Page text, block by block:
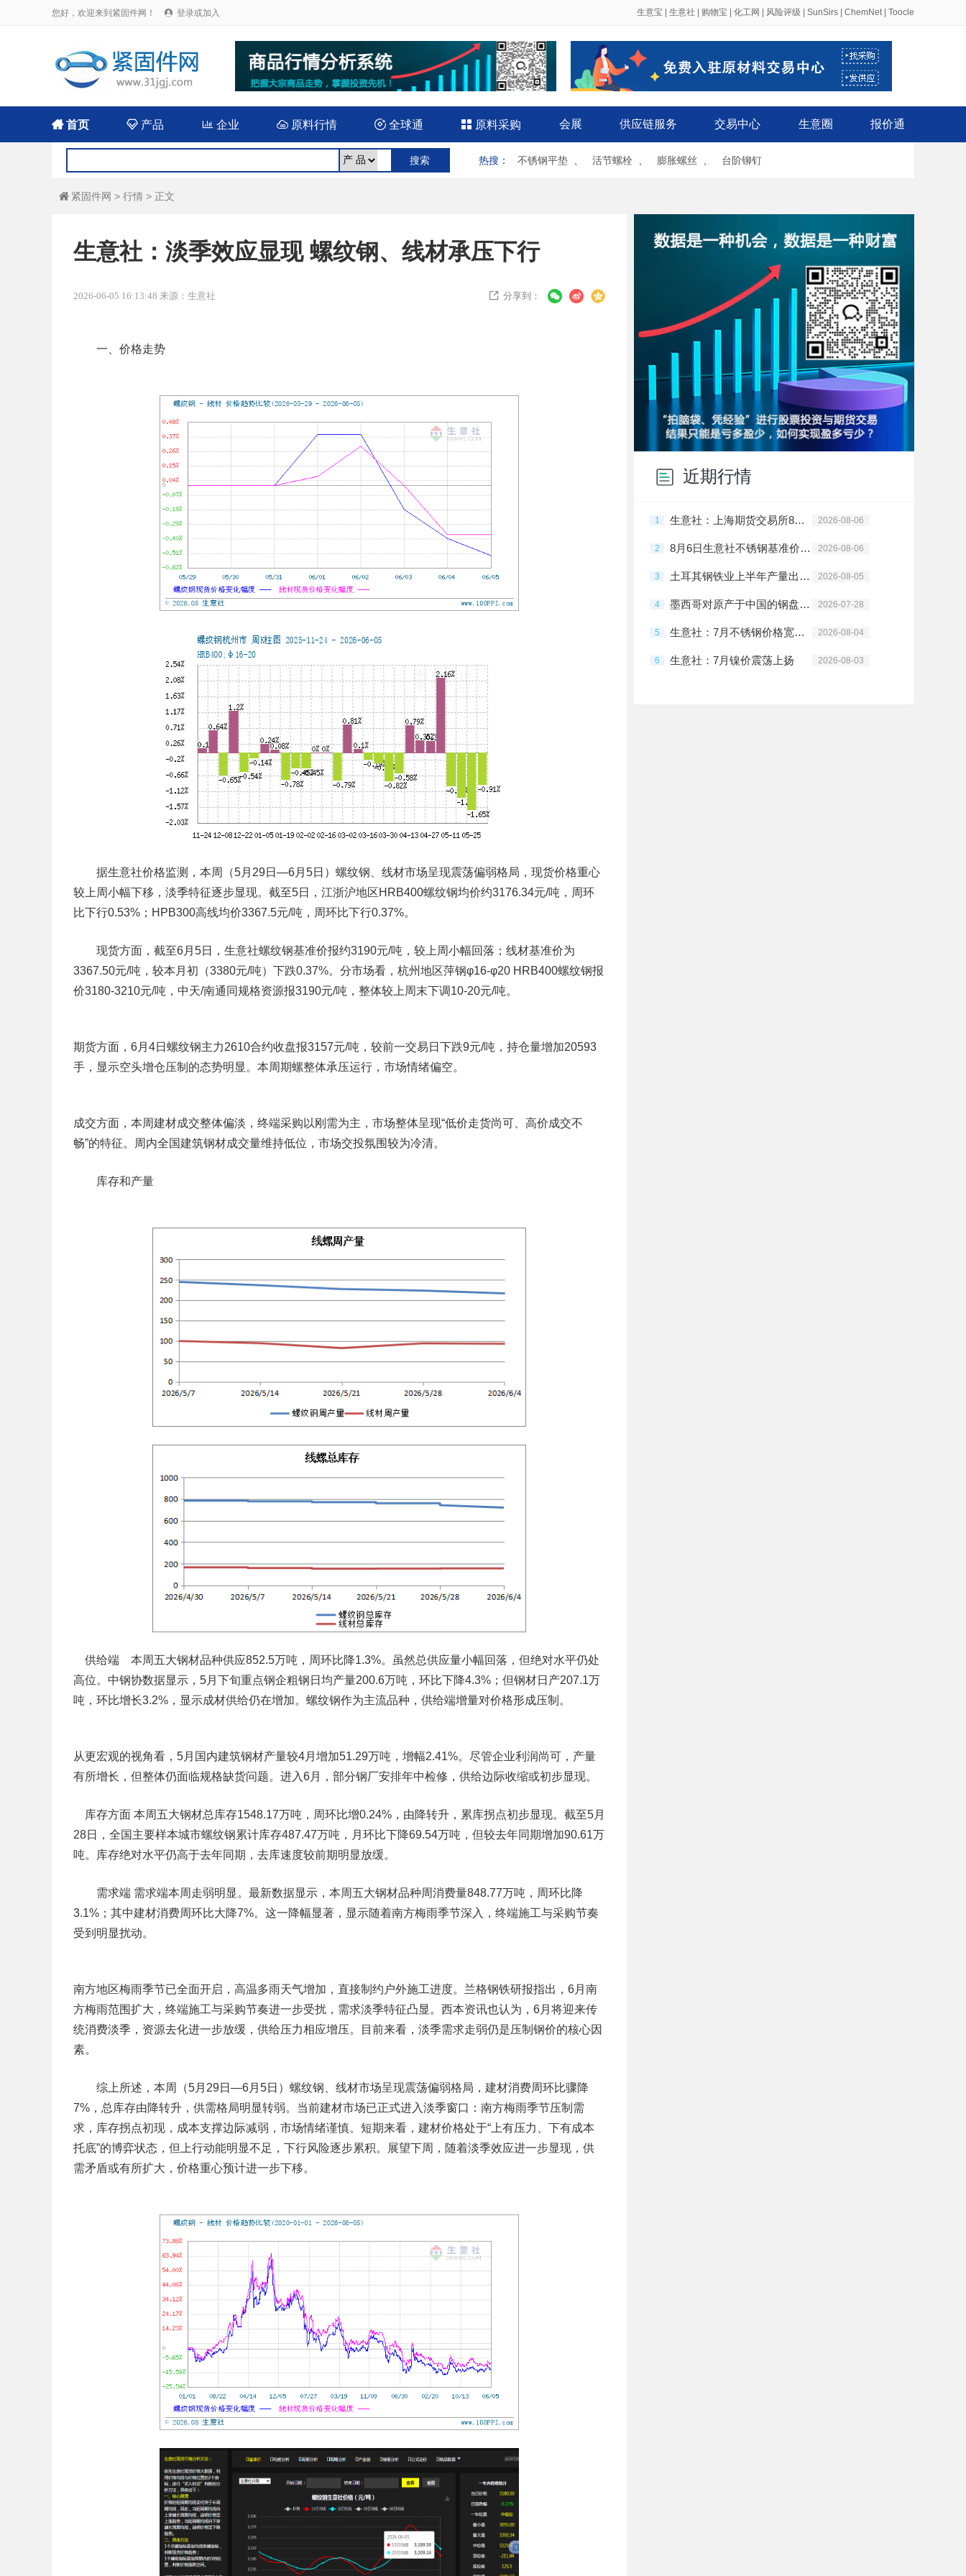
您好，欢迎来到紧固件网！  登录或加入 生意宝 生意社 购物宝 化工网 风险评级 SunSirs ChemNet| Toocle
首页  产品 企业 原料行情  全球通  原料采购 会展 供应链服务 交易中心 生意圈 报价通
热搜 ： 不锈钢平垫 活节螺栓 膨胀螺丝 台阶铆钉
 紧固件网 > 行情 > 正文
生意社：淡季效应显现 螺纹钢、线材承压下行
2026-06-05 16:13:48 来源：生意社  分享到：
一、价格走势
据生意社价格监测，本周（5月29日—6月5日）螺纹钢、线材市场呈现震荡偏弱格局，现货价格重心
较上周小幅下移，淡季特征逐步显现。截至5日，江浙沪地区HRB400螺纹钢均价约3176.34元/吨，周环
比下行0.53%；HPB300高线均价3367.5元/吨，周环比下行0.37%。
现货方面，截至6月5日，生意社螺纹钢基准价报约3190元/吨，较上周小幅回落；线材基准价为
3367.50元/吨，较本月初（3380元/吨）下跌0.37%。分市场看，杭州地区萍钢φ16-φ20 HRB400螺纹钢报
价3180-3210元/吨，中天/南通同规格资源报3190元/吨，整体较上周末下调10-20元/吨。
期货方面，6月4日螺纹钢主力2610合约收盘报3157元/吨，较前一交易日下跌9元/吨，持仓量增加20593
手，显示空头增仓压制的态势明显。本周期螺整体承压运行，市场情绪偏空。
成交方面，本周建材成交整体偏淡，终端采购以刚需为主，市场整体呈现“低价走货尚可、高价成交不
畅”的特征。周内全国建筑钢材成交量维持低位，市场交投氛围较为冷清。
库存和产量
供给端 本周五大钢材品种供应852.5万吨，周环比降1.3%。虽然总供应量小幅回落，但绝对水平仍处
高位。中钢协数据显示，5月下旬重点钢企粗钢日均产量200.6万吨，环比下降4.3%；但钢材日产207.1万
吨，环比增长3.2%，显示成材供给仍在增加。螺纹钢作为主流品种，供给端增量对价格形成压制。
从更宏观的视角看，5月国内建筑钢材产量较4月增加51.29万吨，增幅2.41%。尽管企业利润尚可，产量
有所增长，但整体仍面临规格缺货问题。进入6月，部分钢厂安排年中检修，供给边际收缩或初步显现。
库存方面 本周五大钢材总库存1548.17万吨，周环比增0.24%，由降转升，累库拐点初步显现。截至5月
28日，全国主要样本城市螺纹钢累计库存487.47万吨，月环比下降69.54万吨，但较去年同期增加90.61万
吨。库存绝对水平仍高于去年同期，去库速度较前期明显放缓。
需求端 需求端本周走弱明显。最新数据显示，本周五大钢材品种周消费量848.77万吨，周环比降
3.1%；其中建材消费周环比大降7%。这一降幅显著，显示随着南方梅雨季节深入，终端施工与采购节奏
受到明显扰动。
南方地区梅雨季节已全面开启，高温多雨天气增加，直接制约户外施工进度。兰格钢铁研报指出，6月南
方梅雨范围扩大，终端施工与采购节奏进一步受扰，需求淡季特征凸显。西本资讯也认为，6月将迎来传
统消费淡季，资源去化进一步放缓，供给压力相应增压。目前来看，淡季需求走弱仍是压制钢价的核心因
素。
综上所述，本周（5月29日—6月5日）螺纹钢、线材市场呈现震荡偏弱格局，建材消费周环比骤降
7%，总库存由降转升，供需格局明显转弱。当前建材市场已正式进入淡季窗口：南方梅雨季节压制需
求，库存拐点初现，成本支撑边际减弱，市场情绪谨慎。短期来看，建材价格处于“上有压力、下有成本
托底”的博弈状态，但上行动能明显不足，下行风险逐步累积。展望下周，随着淡季效应进一步显现，供
需矛盾或有所扩大，价格重心预计进一步下移。
近期行情
1 生意社：上海期货交易所8月5日不锈钢仓单下跌 2026-08-06
2 8月6日生意社不锈钢基准价为14773.33元/吨 2026-08-06
3 土耳其钢铁业上半年产量出口双增 2026-08-05
4 墨西哥对原产于中国的钢盘条启动反倾销日落复审调查 2026-07-28
5 生意社：7月不锈钢价格宽幅震荡 2026-08-04
6 生意社：7月镍价震荡上扬 2026-08-03